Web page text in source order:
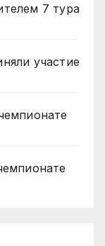
7 тура
участие